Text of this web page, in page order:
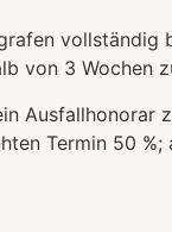
von 3 Wochen
Ausfallhonorar
Termin 50